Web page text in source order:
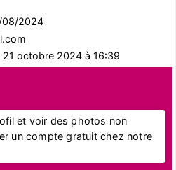
08/2024
21 octobre 2024 à 16:39
et voir des photos non
un compte gratuit chez notre